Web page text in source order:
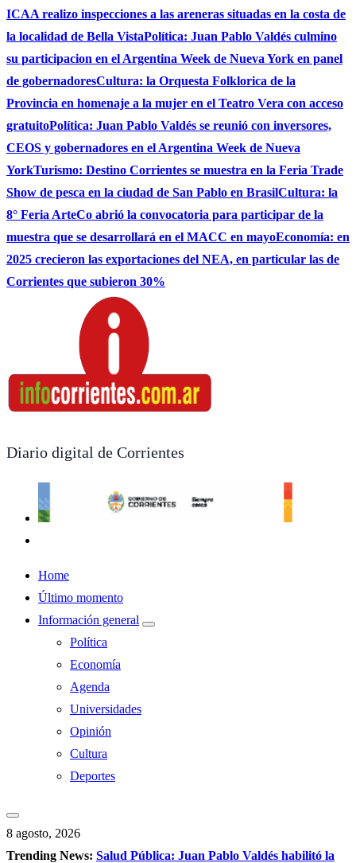
ICAA realizo inspecciones a las areneras situadas en la costa de
la localidad de Bella VistaPolítica: Juan Pablo Valdés culmino
su participacion en el Argentina Week de Nueva York en panel
de gobernadoresCultura: la Orquesta Folklorica de la
Provincia en homenaje a la mujer en el Teatro Vera con acceso
gratuitoPolítica: Juan Pablo Valdés se reunió con inversores,
CEOS y gobernadores en el Argentina Week de Nueva
YorkTurismo: Destino Corrientes se muestra en la Feria Trade
Show de pesca en la ciudad de San Pablo en BrasilCultura: la
8° Feria ArteCo abrió la convocatoria para participar de la
muestra que se desarrollará en el MACC en mayoEconomía: en
2025 crecieron las exportaciones del NEA, en particular las de
Corrientes que subieron 30%
Diario digital de Corrientes
Home
Último momento
Información general
Política
Economía
Agenda
Universidades
Opinión
Cultura
Deportes
8 agosto, 2026
Trending News: Salud Pública: Juan Pablo Valdés habilitó la